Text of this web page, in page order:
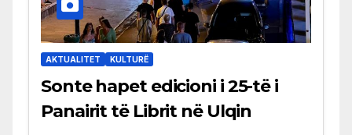
AKTUALITET KULTURË
Sonte hapet edicioni i 25-të i
Panairit të Librit në Ulqin